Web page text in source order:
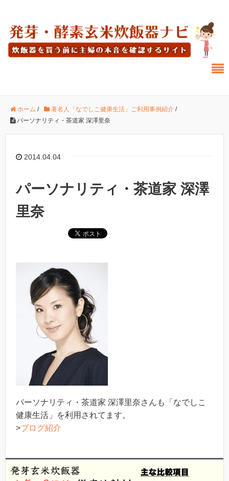
ホーム / 著名人「なでしこ健康生活」ご利用事例紹介 /
パーソナリティ・茶道家 深澤里奈
2014.04.04
パーソナリティ・茶道家 深澤
里奈
パーソナリティ・茶道家 深澤里奈さんも「なでしこ
健康生活」を利用されてます。
>ブログ紹介